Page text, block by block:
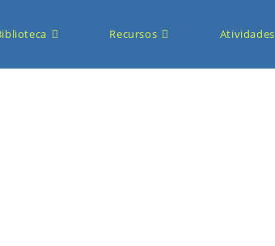
Recursos Atividades